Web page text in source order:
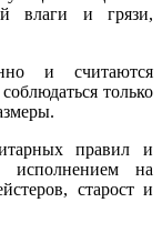
влаги и грязи,
и считаются
только
правил и
исполнением на
старост и